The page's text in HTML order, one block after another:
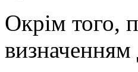
Окрім того,